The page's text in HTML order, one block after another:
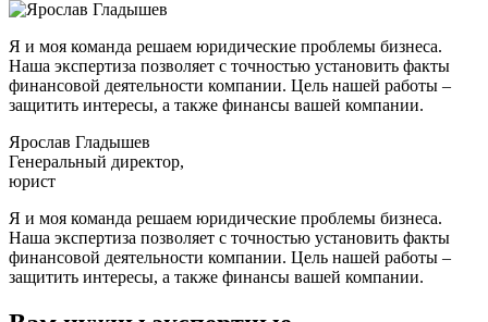
Я и моя команда решаем юридические проблемы бизнеса.
Наша экспертиза позволяет с точностью установить факты
финансовой деятельности компании. Цель нашей работы –
защитить интересы, а также финансы вашей компании.
Ярослав Гладышев
Генеральный директор,
юрист
Я и моя команда решаем юридические проблемы бизнеса.
Наша экспертиза позволяет с точностью установить факты
финансовой деятельности компании. Цель нашей работы –
защитить интересы, а также финансы вашей компании.